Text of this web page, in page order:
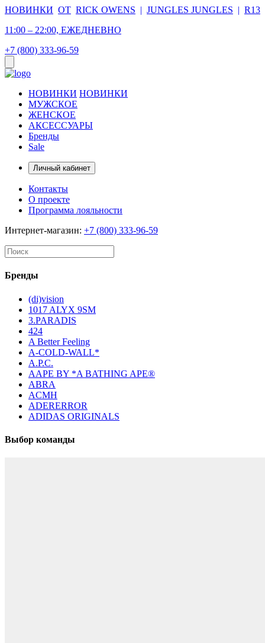
НОВИНКИ ОТ RICK OWENS | JUNGLES JUNGLES | R13
11:00 – 22:00, ЕЖЕДНЕВНО
+7 (800) 333-96-59
НОВИНКИ НОВИНКИ
МУЖСКОЕ
ЖЕНСКОЕ
АКСЕССУАРЫ
Бренды
Sale
Личный кабинет
Контакты
О проекте
Программа лояльности
Интернет-магазин: +7 (800) 333-96-59
Бренды
(di)vision
1017 ALYX 9SM
3.PARADIS
424
A Better Feeling
A-COLD-WALL*
A.P.C.
AAPE BY *A BATHING APE®
ABRA
ACMH
ADERERROR
ADIDAS ORIGINALS
Выбор команды